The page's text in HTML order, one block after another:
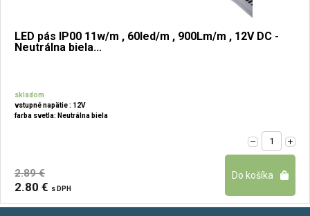
LED pás IP00 11w/m , 60led/m , 900Lm/m , 12V DC -
Neutrálna biela...
skladom
vstupné napätie : 12V
farba svetla: Neutrálna biela
2.89 €
2.80 € s DPH